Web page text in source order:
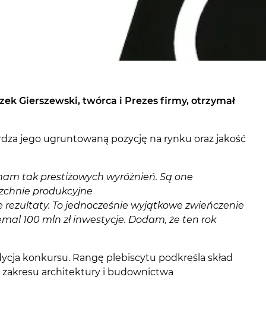
Gierszewski, twórca i Prezes firmy, otrzymał
jego ugruntowaną pozycję na rynku oraz jakość
tak prestiżowych wyróżnień. Są one
produkcyjne
To jednocześnie wyjątkowe zwieńczenie
100 mln zł inwestycje. Dodam, że ten rok
konkursu. Rangę plebiscytu podkreśla skład
zakresu architektury i budownictwa